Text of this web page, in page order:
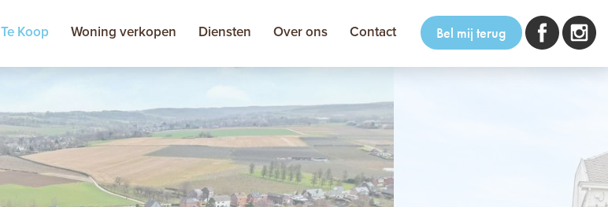
Bel mij terug
Te Koop Woning verkopen Diensten Over ons Contact